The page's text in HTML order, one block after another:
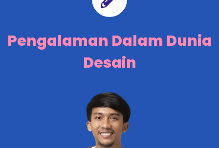
Pengalaman Dalam Dunia
Desain